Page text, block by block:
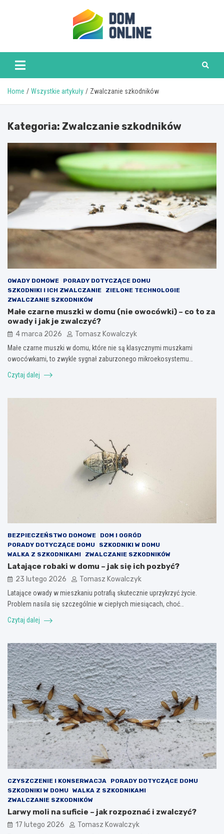
www.domonline.pl
Home Wszystkie artykuły Zwalczanie szkodników
Kategoria: Zwalczanie szkodników
OWADY DOMOWE
PORADY DOTYCZĄCE DOMU
SZKODNIKI I ICH ZWALCZANIE
ZIELONE TECHNOLOGIE
ZWALCZANIE SZKODNIKÓW
Małe czarne muszki w domu (nie owocówki) – co to za
owady i jak je zwalczyć?
4 marca 2026 Tomasz Kowalczyk
Małe czarne muszki w domu, które nie są klasycznymi muszkami
owocówkami, to zwykle sygnał zaburzonego mikroekosystemu…
Czytaj dalej
BEZPIECZEŃSTWO DOMOWE
DOM I OGRÓD
PORADY DOTYCZĄCE DOMU
SZKODNIKI W DOMU
WALKA Z SZKODNIKAMI
ZWALCZANIE SZKODNIKÓW
Latające robaki w domu – jak się ich pozbyć?
23 lutego 2026 Tomasz Kowalczyk
Latające owady w mieszkaniu potrafią skutecznie uprzykrzyć życie.
Problem nasila się szczególnie w ciepłych miesiącach, choć…
Czytaj dalej
CZYSZCZENIE I KONSERWACJA
PORADY DOTYCZĄCE DOMU
SZKODNIKI W DOMU
WALKA Z SZKODNIKAMI
ZWALCZANIE SZKODNIKÓW
Larwy moli na suficie – jak rozpoznać i zwalczyć?
17 lutego 2026 Tomasz Kowalczyk